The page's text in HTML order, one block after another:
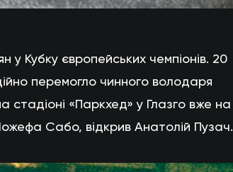
Кубку європейських чемпіонів. 20
перемогло чинного володаря
«Паркхед» у Глазго вже на
Сабо, відкрив Анатолій Пузач.